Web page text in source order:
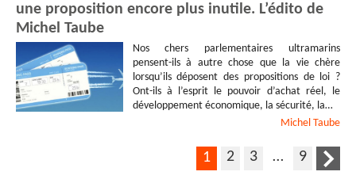
une proposition encore plus inutile. L’édito de
Michel Taube
Nos chers parlementaires ultramarins
pensent-ils à autre chose que la vie chère
lorsqu’ils déposent des propositions de loi ?
Ont-ils à l’esprit le pouvoir d’achat réel, le
développement économique, la sécurité, la…
Michel Taube
1 2 3 … 9